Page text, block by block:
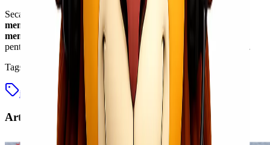
Secara sederhana, unboxing dalam jasa ekspedisi adalah
membuka kemasan pengiriman untuk memeriksa dan
memverifikasi isinya
. Semua tujuan ini menunjukkan betapa
pentingnya momen unboxing dalam dunia jasa ekspedisi saat ini.
Tags
istilah unboxing jasa ekspedisi unboxing barang
Artikel Terkait